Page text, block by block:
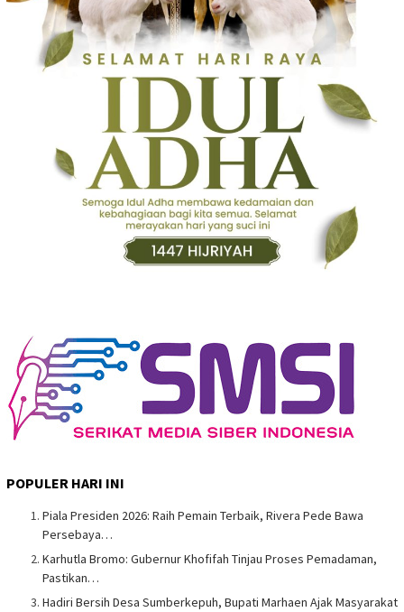
POPULER HARI INI
Piala Presiden 2026: Raih Pemain Terbaik, Rivera Pede Bawa
Persebaya…
Karhutla Bromo: Gubernur Khofifah Tinjau Proses Pemadaman,
Pastikan…
Hadiri Bersih Desa Sumberkepuh, Bupati Marhaen Ajak Masyarakat